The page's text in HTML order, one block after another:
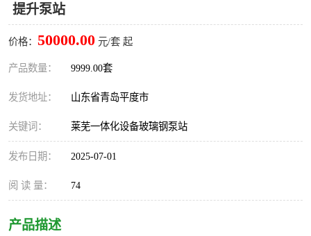
提升泵站
价格： 50000.00 元/套 起
产品数量： 9999.00套
发货地址： 山东省青岛平度市
关键词： 莱芜一体化设备玻璃钢泵站
发布日期： 2025-07-01
阅 读 量： 74
产品描述
真空冲洗设备
水平自清洗格栅